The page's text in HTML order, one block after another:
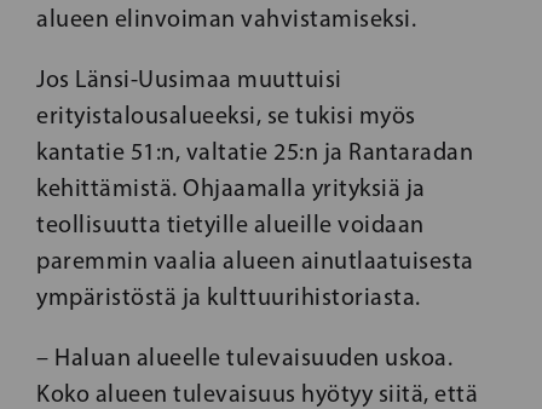
alueen elinvoiman vahvistamiseksi.
Jos Länsi-Uusimaa muuttuisi
erityistalousalueeksi, se tukisi myös
kantatie 51:n, valtatie 25:n ja Rantaradan
kehittämistä. Ohjaamalla yrityksiä ja
teollisuutta tietyille alueille voidaan
paremmin vaalia alueen ainutlaatuisesta
ympäristöstä ja kulttuurihistoriasta.
– Haluan alueelle tulevaisuuden uskoa.
Koko alueen tulevaisuus hyötyy siitä, että